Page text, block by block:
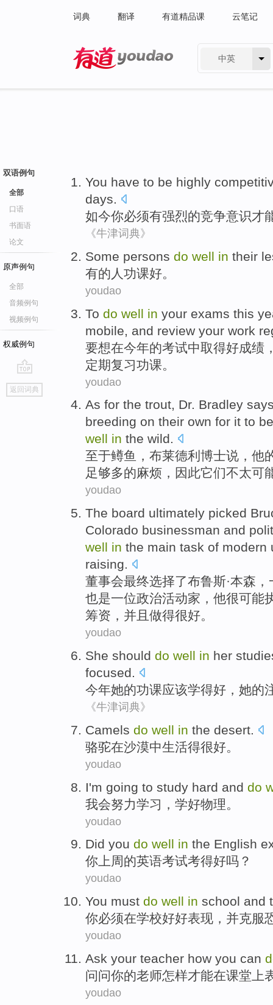
词典 翻译 有道精品课 云笔记
中英
双语例句
全部
口语
书面语
论文
原声例句
全部
音频例句
视频例句
权威例句
go
top
返回词典
You have to be highly
days.
如今你必须有强烈的竞争意识才
《牛津词典》
Some persons do well in their
有的 人 功课好。
youdao
To do well in your exams this
mobile , and review your work
要想在今年的考试中取得好成绩
定期复习功课。
youdao
As for the trout, Dr. Bradley
breeding on their own for it to
well in the wild.
至于鳟鱼 ， 布莱德利 博士说， 他
足够多的麻烦 ，因此它们不太可
youdao
The board ultimately picked
Colorado businessman and
well in the main task of modern
raising.
董事会最终选择了布鲁斯·本森 ，
也是一位政治活动家 ， 他很可能
筹资，并且 做得很好。
youdao
She should do well in her
focused.
今年她的功课应该学得好 ， 她的
《牛津词典》
Camels do well in the desert.
骆驼在沙漠中生活得很好。
youdao
I'm going to study hard and do
我会努力学习，学好物理。
youdao
Did you do well in the English
你 上周的英语考试考得好吗？
youdao
You must do well in school and
你必须在学校好好表现，并克服
youdao
Ask your teacher how you can
问问你的老师怎样才能在课堂上
youdao